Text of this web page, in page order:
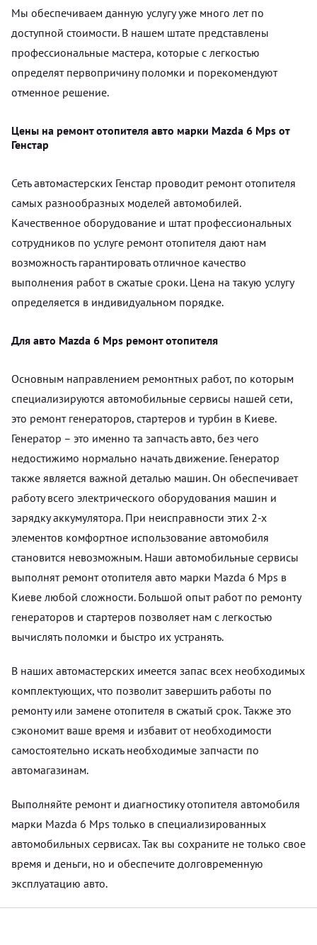
Мы обеспечиваем данную услугу уже много лет по
доступной стоимости. В нашем штате представлены
профессиональные мастера, которые с легкостью
определят первопричину поломки и порекомендуют
отменное решение.
Цены на ремонт отопителя авто марки Mazda 6 Mps от
Генстар
Сеть автомастерских Генстар проводит ремонт отопителя
самых разнообразных моделей автомобилей.
Качественное оборудование и штат профессиональных
сотрудников по услуге ремонт отопителя дают нам
возможность гарантировать отличное качество
выполнения работ в сжатые сроки. Цена на такую услугу
определяется в индивидуальном порядке.
Для авто Mazda 6 Mps ремонт отопителя
Основным направлением ремонтных работ, по которым
специализируются автомобильные сервисы нашей сети,
это ремонт генераторов, стартеров и турбин в Киеве.
Генератор – это именно та запчасть авто, без чего
недостижимо нормально начать движение. Генератор
также является важной деталью машин. Он обеспечивает
работу всего электрического оборудования машин и
зарядку аккумулятора. При неисправности этих 2-х
элементов комфортное использование автомобиля
становится невозможным. Наши автомобильные сервисы
выполнят ремонт отопителя авто марки Mazda 6 Mps в
Киеве любой сложности. Большой опыт работ по ремонту
генераторов и стартеров позволяет нам с легкостью
вычислять поломки и быстро их устранять.
В наших автомастерских имеется запас всех необходимых
комплектующих, что позволит завершить работы по
ремонту или замене отопителя в сжатый срок. Также это
сэкономит ваше время и избавит от необходимости
самостоятельно искать необходимые запчасти по
автомагазинам.
Выполняйте ремонт и диагностику отопителя автомобиля
марки Mazda 6 Mps только в специализированных
автомобильных сервисах. Так вы сохраните не только свое
время и деньги, но и обеспечите долговременную
эксплуатацию авто.